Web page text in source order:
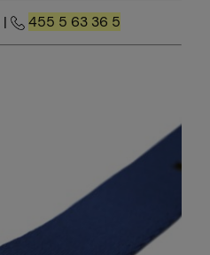
| 455 5 63 36 5